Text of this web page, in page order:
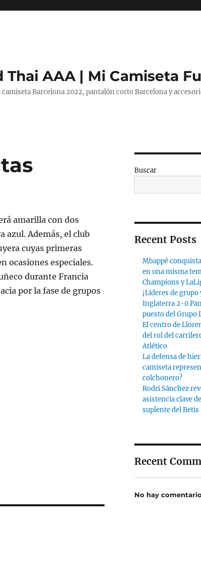
AAA | Mi Camiseta
Barcelona 2022, pantalón corto Barcelona y
amarilla con dos
azul. Además, el club
cuyas primeras
ocasiones especiales.
durante Francia
por la fase de grupos
Buscar
Recent Posts
Mbappé
en una misma
Champions y
¡Líderes de
Inglaterra 2-0
puesto del Grupo
El centro de
del rol del
Atlético
La defensa de
camiseta
colchonero?
Rodri Sánchez
asistencia clave
suplente del Betis
Recent
No hay